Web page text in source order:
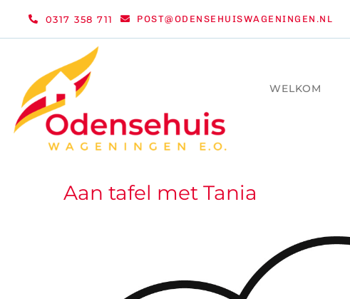
0317 358 711 POST@ODENSEHUISWAGENINGEN.NL
WELKOM
Aan tafel met Tania